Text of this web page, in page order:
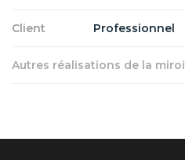
Client Professionnel
Autres réalisations de la